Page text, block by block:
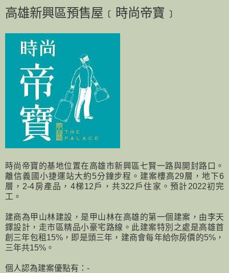
高雄新興區預售屋﹝時尚帝寶﹞
時尚帝寶的基地位置在高雄市新興區七賢一路與開封路口。
離信義國小捷運站大約5分鐘步程。建案樓高29層，地下6
層，2-4房產品，4梯12戶，共322戶住家。預計2022初完
工。
建商為甲山林建設，是甲山林在高雄的第一個建案，由李天
鐸設計，走市區精品小豪宅路線。此建案特別之處是高雄首
創三年包租15%，即是頭三年，建商會每年給你房價的5%，
三年共15%。
個人認為建案優點有：-